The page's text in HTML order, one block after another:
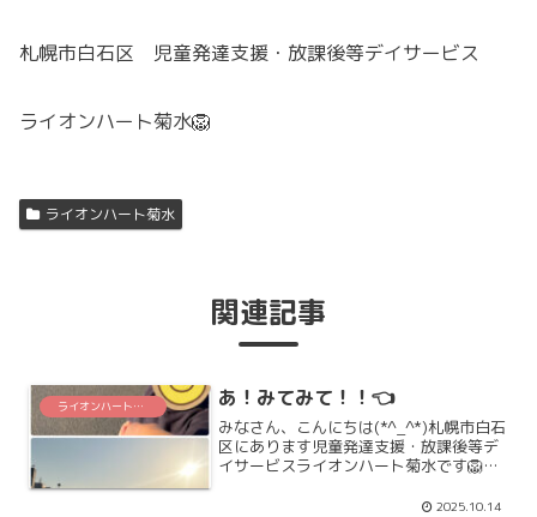
札幌市白石区 児童発達支援・放課後等デイサービス
ライオンハート菊水🦁
ライオンハート菊水
関連記事
ライオンハート菊水 あ！みてみて！！👈
みなさん、こんにちは(*^_^*)札幌市白石
区にあります児童発達支援・放課後等デ
イサービスライオンハート菊水です🦁お
「あ！みてみて！！」よく見てみると、
2025.10.14